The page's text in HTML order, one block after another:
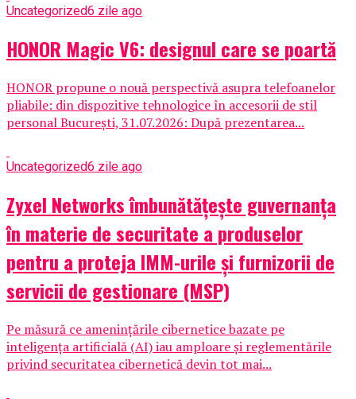
Uncategorized6 zile ago
HONOR Magic V6: designul care se poartă
HONOR propune o nouă perspectivă asupra telefoanelor
pliabile: din dispozitive tehnologice în accesorii de stil
personal București, 31.07.2026: După prezentarea...
Uncategorized6 zile ago
Zyxel Networks îmbunătățește guvernanța
în materie de securitate a produselor
pentru a proteja IMM-urile și furnizorii de
servicii de gestionare (MSP)
Pe măsură ce amenințările cibernetice bazate pe
inteligența artificială (AI) iau amploare și reglementările
privind securitatea cibernetică devin tot mai...